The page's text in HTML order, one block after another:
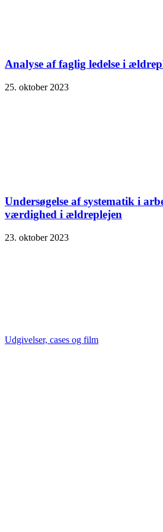
Analyse af faglig ledelse i
25. oktober 2023
Undersøgelse af systematik i
værdighed i ældreplejen
23. oktober 2023
Udgivelser, cases og film